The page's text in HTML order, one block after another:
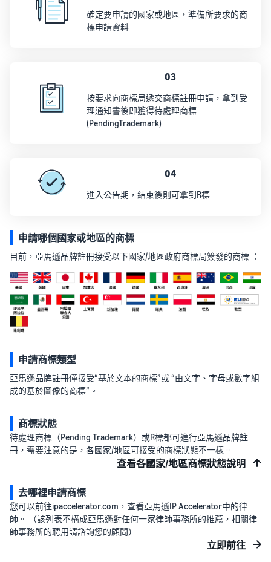
確定要申請的國家或地區，準備所要求的商
標申請資料
03
按要求向商標局遞交商標註冊申請，拿到受
理通知書後即獲得待處理商標
(PendingTrademark)
04
進入公告期，結束後則可拿到R標
申請哪個國家或地區的商標
目前，亞馬遜品牌註冊接受以下國家/地區政府商標局簽發的商標 ：
申請商標類型
亞馬遜品牌註冊僅接受“基於文本的商標”或 “由文字、字母或數字組
成的基於圖像的商標”。
商標狀態
待處理商標（Pending Trademark）或R標都可進行亞馬遜品牌註
冊，需要注意的是，各國家/地區可接受的商標狀態不一樣。
查看各國家/地區商標狀態說明
去哪裡申請商標
您可以前往ipaccelerator.com，查看亞馬遜IP Accelerator中的律
師。 （該列表不構成亞馬遜對任何一家律師事務所的推薦，相關律
師事務所的聘用請諮詢您的顧問）
立即前往